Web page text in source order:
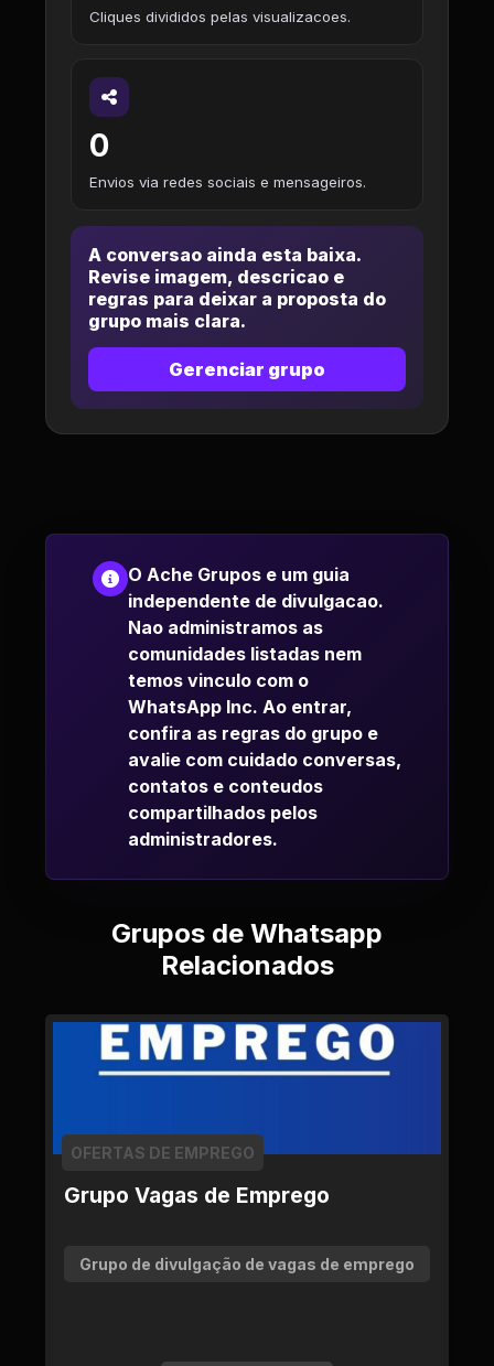
Cliques divididos pelas visualizacoes.
0
Envios via redes sociais e mensageiros.
A conversao ainda esta baixa.
Revise imagem, descricao e
regras para deixar a proposta do
grupo mais clara.
Gerenciar grupo
O Ache Grupos e um guia
independente de divulgacao.
Nao administramos as
comunidades listadas nem
temos vinculo com o
WhatsApp Inc. Ao entrar,
confira as regras do grupo e
avalie com cuidado conversas,
contatos e conteudos
compartilhados pelos
administradores.
Grupos de Whatsapp
Relacionados
Grupo Vagas de Emprego
OFERTAS DE EMPREGO
Grupo de divulgação de vagas de emprego